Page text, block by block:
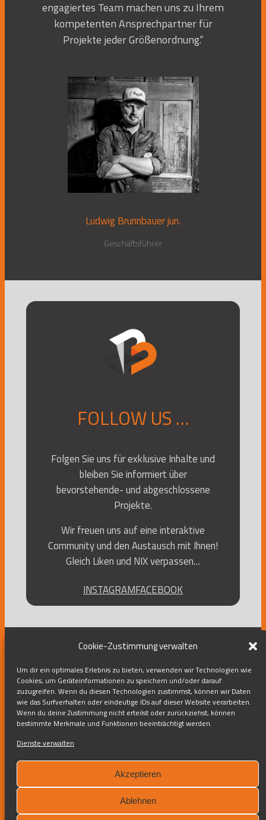
Cookie-Zustimmung verwalten
Um dir ein optimales Erlebnis zu bieten, verwenden wir Technologien wie
Cookies, um Geräteinformationen zu speichern und/oder darauf
zuzugreifen. Wenn du diesen Technologien zustimmst, können wir Daten
wie das Surfverhalten oder eindeutige IDs auf dieser Website verarbeiten.
Wenn du deine Zustimmung nicht erteilst oder zurückziehst, können
bestimmte Merkmale und Funktionen beeinträchtigt werden.
Dienste verwalten
Akzeptieren
Ablehnen
engagiertes Team machen uns zu Ihrem
kompetenten Ansprechpartner für
Projekte jeder Größenordnung.“
Ludwig Brunnbauer jun.
Geschäftsführer
FOLLOW US …
Folgen Sie uns für exklusive Inhalte und
bleiben Sie informiert über
bevorstehende- und abgeschlossene
Projekte.
Wir freuen uns auf eine interaktive
Community und den Austausch mit Ihnen!
Gleich Liken und NIX verpassen…
INSTAGRAMFACEBOOK
Herbstheim 23
5251 Höhnhart
07755 – 5137
l.brunnbauer@winet.at
Kontakt
Instagram